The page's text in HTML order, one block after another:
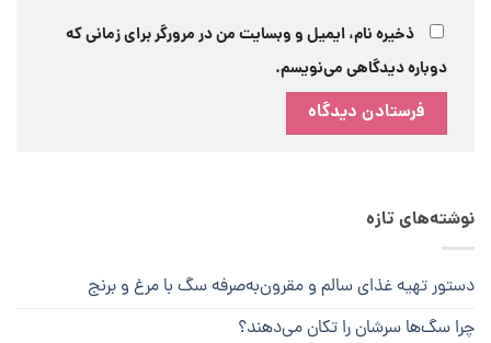
ذخیره نام، ایمیل و وبسایت من در مرورگر برای زمانی که
دوباره دیدگاهی می‌نویسم.
نوشته‌های تازه
دستور تهیه غذای سالم و مقرون‌به‌صرفه سگ با مرغ و برنج
چرا سگ‌ها سرشان را تکان می‌دهند؟